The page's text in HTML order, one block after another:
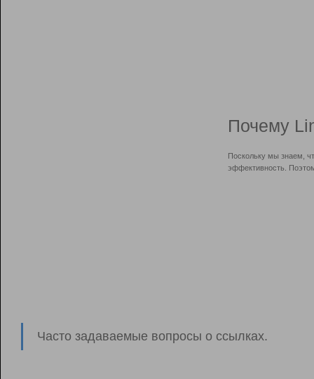
Почему
Поскольку мы знаем,
эффективность.
Часто задаваемые вопросы о ссылках.